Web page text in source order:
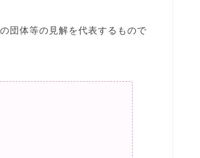
団体等の見解を代表するもので